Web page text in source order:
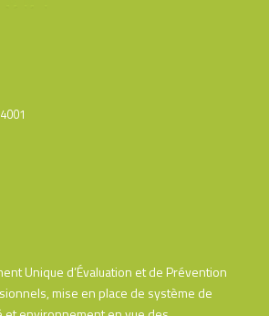
Unique d’Évaluation et de Prévention
mise en place de système de